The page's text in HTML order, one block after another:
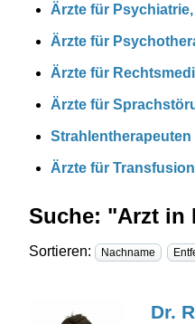
Ärzte für
Ärzte für
Ärzte für
Ärzte für
Strahlentherapeuten
Ärzte für
Suche: "Arzt in
Sortieren: Nachname
Dr.